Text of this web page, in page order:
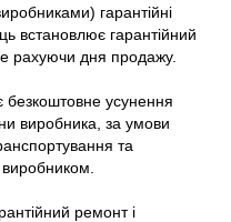
гарантійні
встановлює гарантійний
рахуючи дня продажу.
безкоштовне усунення
виробника, за умови
та
ремонт і